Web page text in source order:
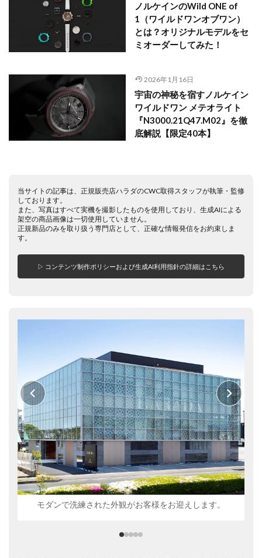
ノルケインのWild ONE of
1（ワイルドワンオブワン）
とは？オリジナルモデルをセ
ミオーダーしてみた！
2026年1月16日
宇宙の神秘を宿すノルケイン
ワイルドワン メテオライト
『N3000.21Q47.M02』を徹
底解説【限定40本】
当サイトの記事は、正規販売店ハラダのCWC取得スタッフが執筆・監修
しております。
また、写真はすべて実機を撮影したものを使用しており、生成AIによる
架空の商品画像は一切使用していません。
正規新品のみを取り扱う専門店として、正確な情報発信をお約束しま
す。
▷ コンテンツ制作ポリシーおよび生成AI利用指針の詳細はこちら
モダンで洗練された外観がお客様をお迎えします。